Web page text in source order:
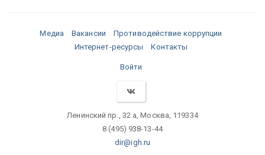
Медиа Вакансии
Противодействие коррупции
Интернет-ресурсы
Контакты
Войти
Ленинский пр., 32 а, Москва, 119334
8 (495) 938-13-44
dir@igh.ru